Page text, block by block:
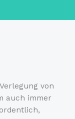
von
auch immer